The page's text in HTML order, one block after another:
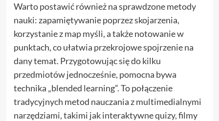
Warto postawić również na sprawdzone metody
nauki: zapamiętywanie poprzez skojarzenia,
korzystanie z map myśli, a także notowanie w
punktach, co ułatwia przekrojowe spojrzenie na
dany temat. Przygotowując się do kilku
przedmiotów jednocześnie, pomocna bywa
technika „blended learning”. To połączenie
tradycyjnych metod nauczania z multimedialnymi
narzędziami, takimi jak interaktywne quizy, filmy